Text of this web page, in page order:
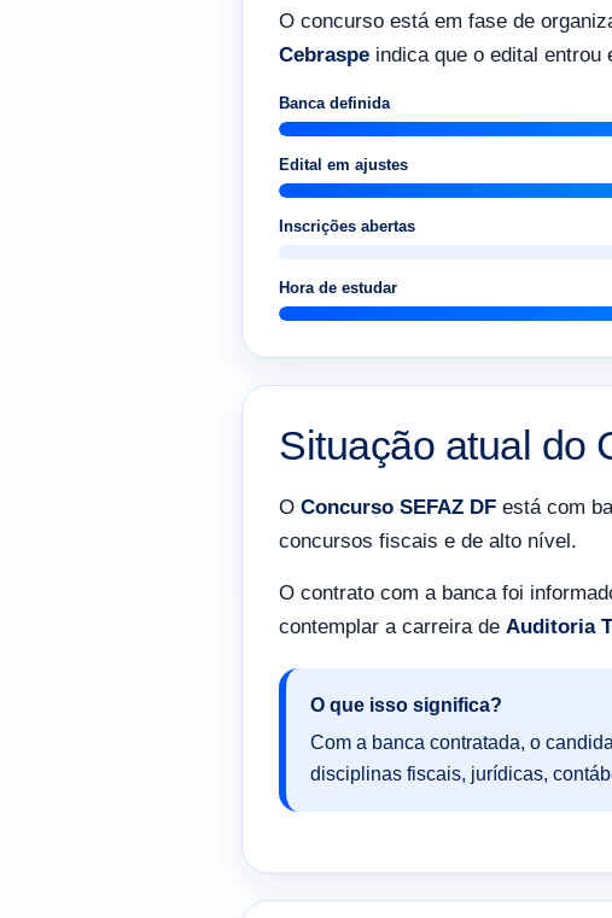
O concurso está em fase de
Cebraspe indica que o edital entrou
Banca definida
Edital em ajustes
Inscrições abertas
Hora de estudar
Situação atual do
O Concurso SEFAZ DF está com
concursos fiscais e de alto nível.
O contrato com a banca foi
contemplar a carreira de Auditoria
O que isso significa?
Com a banca contratada, o
disciplinas fiscais, jurídicas,